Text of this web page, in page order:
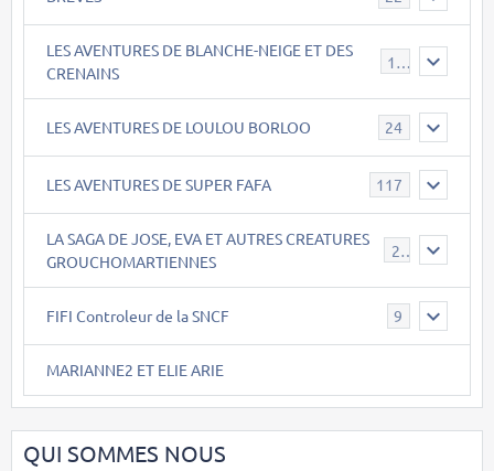
LES AVENTURES DE BLANCHE-NEIGE ET DES
CRENAINS
17
LES AVENTURES DE LOULOU BORLOO 24
LES AVENTURES DE SUPER FAFA 117
LA SAGA DE JOSE, EVA ET AUTRES CREATURES
GROUCHOMARTIENNES
26
FIFI Controleur de la SNCF 9
MARIANNE2 ET ELIE ARIE
QUI SOMMES NOUS